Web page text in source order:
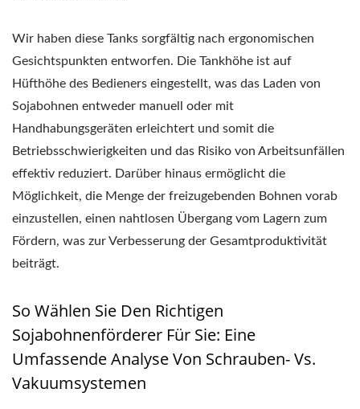
Wir haben diese Tanks sorgfältig nach ergonomischen
Gesichtspunkten entworfen. Die Tankhöhe ist auf
Hüfthöhe des Bedieners eingestellt, was das Laden von
Sojabohnen entweder manuell oder mit
Handhabungsgeräten erleichtert und somit die
Betriebsschwierigkeiten und das Risiko von Arbeitsunfällen
effektiv reduziert. Darüber hinaus ermöglicht die
Möglichkeit, die Menge der freizugebenden Bohnen vorab
einzustellen, einen nahtlosen Übergang vom Lagern zum
Fördern, was zur Verbesserung der Gesamtproduktivität
beiträgt.
So Wählen Sie Den Richtigen
Sojabohnenförderer Für Sie: Eine
Umfassende Analyse Von Schrauben- Vs.
Vakuumsystemen